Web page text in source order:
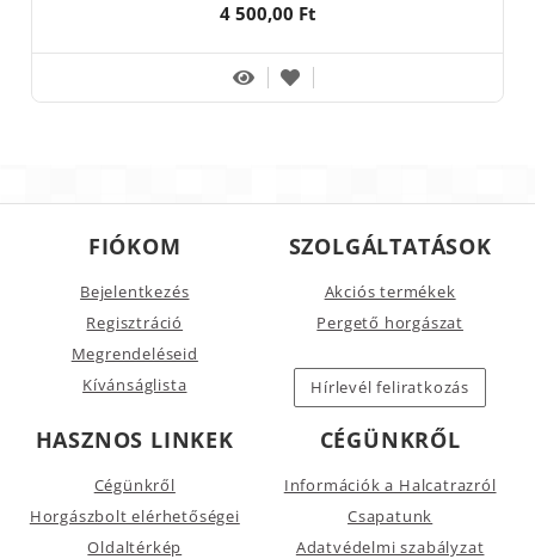
4 500,00 Ft
FIÓKOM
Bejelentkezés
Regisztráció
Megrendeléseid
Kívánságlista
SZOLGÁLTATÁSOK
Akciós termékek
Pergető horgászat
Hírlevél feliratkozás
HASZNOS LINKEK
Cégünkről
Horgászbolt elérhetőségei
Oldaltérkép
CÉGÜNKRŐL
Információk a Halcatrazról
Csapatunk
Adatvédelmi szabályzat